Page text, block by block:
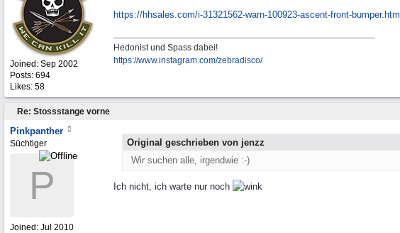
Joined: Sep 2002
Posts: 694
Likes: 58
https://hhsales.com/i-31321562-warn-100923-ascent-front-bumper.html
Hedonist und Spass dabei!
https://www.instagram.com/zebradisco/
Re: Stossstange vorne
Pinkpanther
Süchtiger
P
Joined: Jul 2010
Original geschrieben von jenzz
Wir suchen alle, irgendwie :-)
Ich nicht, ich warte nur noch